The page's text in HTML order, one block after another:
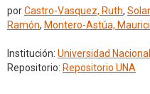
porCastro-Vasquez, Ruth,
Ramón, Montero-Astúa,
Institución: Universidad
Repositorio: Repositorio UNA